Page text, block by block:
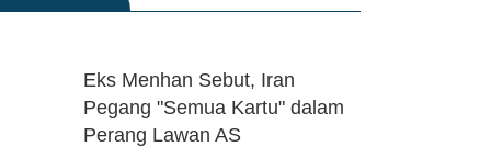
Eks Menhan Sebut, Iran
Pegang "Semua Kartu" dalam
Perang Lawan AS